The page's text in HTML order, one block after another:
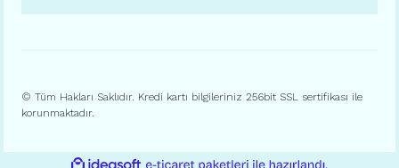
© Tüm Hakları Saklıdır. Kredi kartı bilgileriniz 256bit SSL sertifikası ile
korunmaktadır.
ideasoft e-